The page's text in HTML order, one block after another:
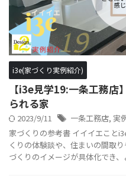
i3e(家づくり実例紹介)
【i3e見学19:一条工務店
られる家
2023/9/11 一条工務店, 実
家づくりの参考書 イイイエこ
くりの体験談や、住まいの間取
づくりのイメージが具体化でき、